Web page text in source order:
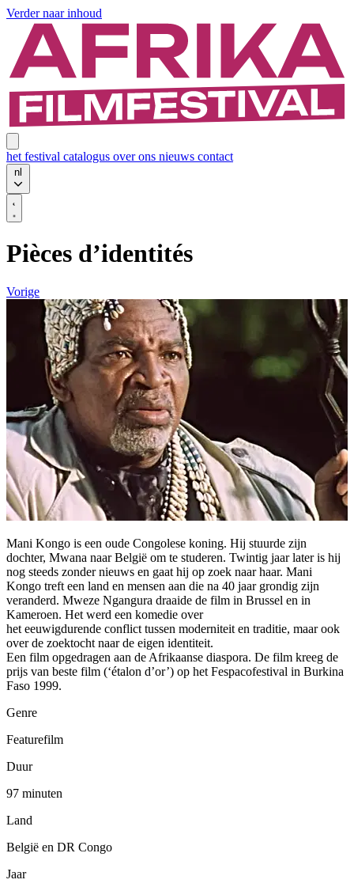
Verder naar inhoud
het festival catalogus over ons nieuws contact
nl
Pièces d’identités
Vorige
Mani Kongo is een oude Congolese koning. Hij stuurde zijn
dochter, Mwana naar België om te studeren. Twintig jaar later is hij
nog steeds zonder nieuws en gaat hij op zoek naar haar. Mani
Kongo treft een land en mensen aan die na 40 jaar grondig zijn
veranderd. Mweze Ngangura draaide de film in Brussel en in
Kameroen. Het werd een komedie over
het eeuwigdurende conflict tussen moderniteit en traditie, maar ook
over de zoektocht naar de eigen identiteit.
Een film opgedragen aan de Afrikaanse diaspora. De film kreeg de
prijs van beste film (‘étalon d’or’) op het Fespacofestival in Burkina
Faso 1999.
Genre
Featurefilm
Duur
97 minuten
Land
België en DR Congo
Jaar